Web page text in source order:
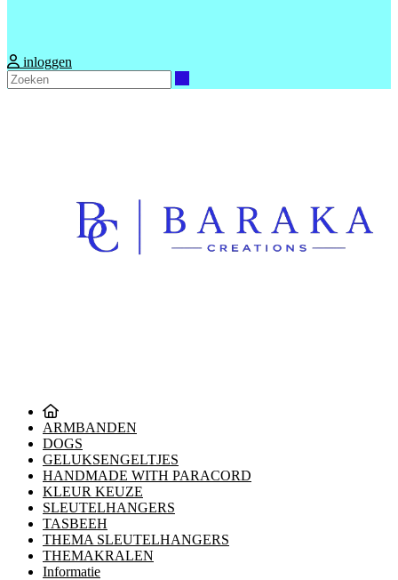
inloggen
ARMBANDEN
DOGS
GELUKSENGELTJES
HANDMADE WITH PARACORD
KLEUR KEUZE
SLEUTELHANGERS
TASBEEH
THEMA SLEUTELHANGERS
THEMAKRALEN
Informatie